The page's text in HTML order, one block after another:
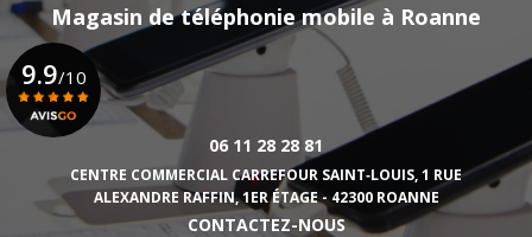
Magasin de téléphonie mobile à Roanne
06 11 28 28 81
CENTRE COMMERCIAL CARREFOUR SAINT‑LOUIS, 1 RUE
ALEXANDRE RAFFIN, 1ER ÉTAGE - 42300 ROANNE
CONTACTEZ-NOUS
9.9/10